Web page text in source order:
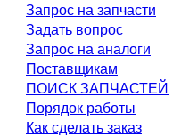
Запрос на запчасти
Задать вопрос
Запрос на аналоги
Поставщикам
ПОИСК ЗАПЧАСТЕЙ
Порядок работы
Как сделать заказ